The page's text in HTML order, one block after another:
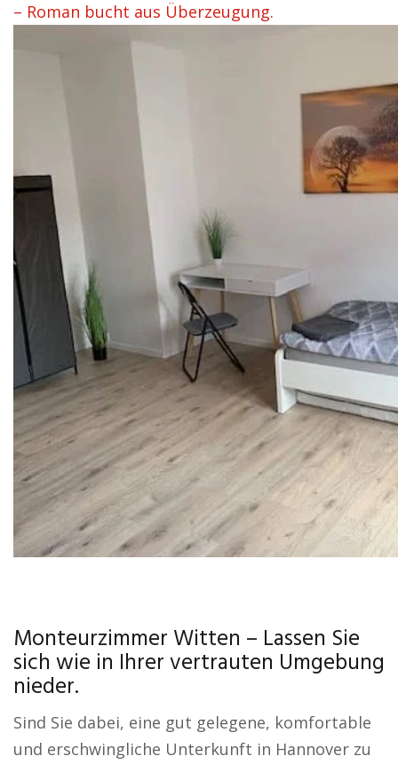
– Roman bucht aus Überzeugung.
Monteurzimmer Witten – Lassen Sie
sich wie in Ihrer vertrauten Umgebung
nieder.
Sind Sie dabei, eine gut gelegene, komfortable
und erschwingliche Unterkunft in Hannover zu